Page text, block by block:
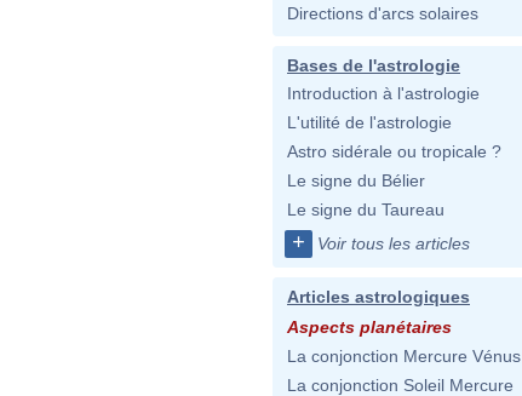
Directions d'arcs solaires
Bases de l'astrologie
Introduction à l'astrologie
L'utilité de l'astrologie
Astro sidérale ou tropicale ?
Le signe du Bélier
Le signe du Taureau
+ Voir tous les articles
Articles astrologiques
Aspects planétaires
La conjonction Mercure Vénus
La conjonction Soleil Mercure